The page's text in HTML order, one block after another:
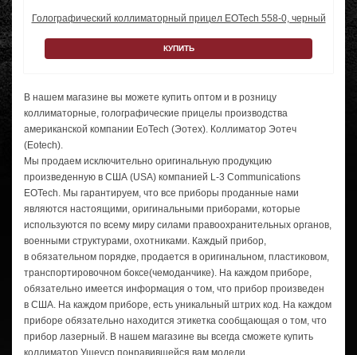
Голографический коллиматорный прицел EOTech 558-0, черный
КУПИТЬ
В нашем магазине вы можете купить оптом и в розницу
коллиматорные, голографические прицелы производства
американской компании EoTech (Эотех). Коллиматор Эотеч
(Eotech).
Мы продаем исключительно оригинальную продукцию
произведенную в США (USA) компанией L-3 Communications
EOTech. Мы гарантируем, что все приборы проданные нами
являются настоящими, оригинальными приборами, которые
используются по всему миру силами правоохранительных органов,
военными структурами, охотниками. Каждый прибор,
в обязательном порядке, продается в оригинальном, пластиковом,
транспортировочном боксе(чемоданчике). На каждом приборе,
обязательно имеется информация о том, что прибор произведен
в США. На каждом приборе, есть уникальный штрих код. На каждом
приборе обязательно находится этикетка сообщающая о том, что
прибор лазерный. В нашем магазине вы всегда сможете купить
коллиматор Ущеуср понравившейся вам модели.